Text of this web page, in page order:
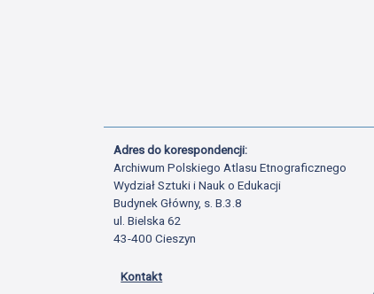
Adres do korespondencji:
Archiwum Polskiego Atlasu Etnograficznego
Wydział Sztuki i Nauk o Edukacji
Budynek Główny, s. B.3.8
ul. Bielska 62
43-400 Cieszyn
Kontakt